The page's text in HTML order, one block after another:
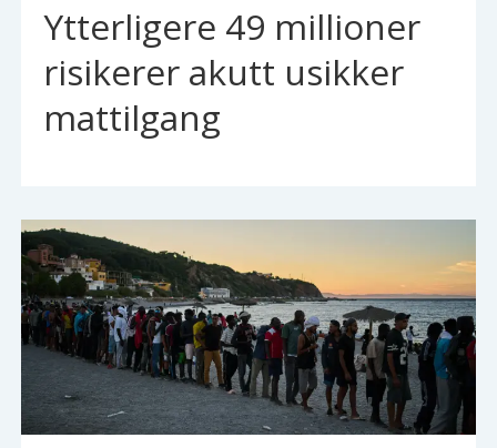
Ytterligere 49 millioner
risikerer akutt usikker
mattilgang